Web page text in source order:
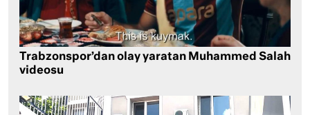
Trabzonspor’dan olay yaratan Muhammed Salah
videosu